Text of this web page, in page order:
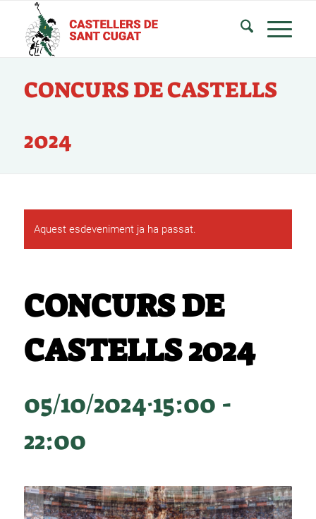
CONCURS DE CASTELLS
2024
Aquest esdeveniment ja ha passat.
CONCURS DE
CASTELLS 2024
05/10/2024·15:00 -
22:00